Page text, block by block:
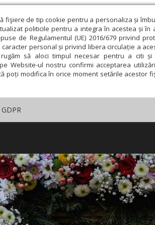
fişiere de tip cookie pentru a personaliza și
politicile pentru a integra în acestea și în
de Regulamentul (UE) 2016/679 privind
personal și privind libera circulație a
să aloci timpul necesar pentru a citi și
Website-ul nostru confirmi acceptarea
poți modifica în orice moment setările acestor
GDPR